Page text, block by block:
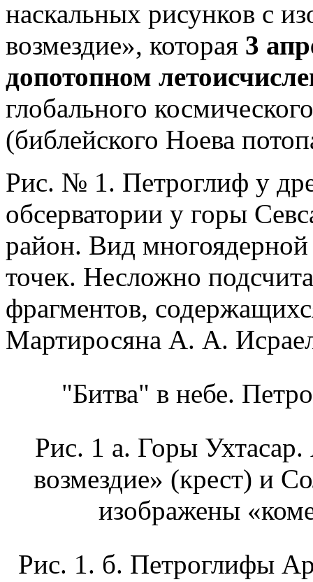
наскальных рисунков с
возмездие», которая 3
допотопном
глобального
(библейского Ноева
Рис. № 1. Петроглиф у
обсерватории у горы
район. Вид
точек. Несложно
фрагментов,
Мартиросяна А. А.
"Битва" в небе.
Рис. 1 а. Горы
возмездие» (крест) и
изображены
Рис. 1. б. Петроглифы